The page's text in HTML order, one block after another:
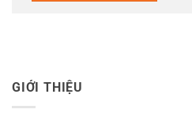
GIỚI THIỆU